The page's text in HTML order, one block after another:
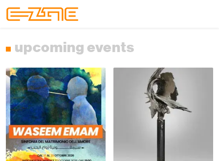
upcoming events